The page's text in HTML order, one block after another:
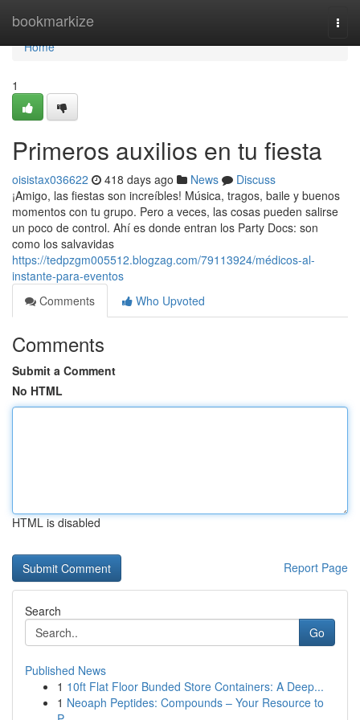
bookmarkize
Home
Home
1
Primeros auxilios en tu fiesta
oisistax036622 418 days ago News
Discuss
¡Amigo, las fiestas son increíbles! Música, tragos, baile y buenos
momentos con tu grupo. Pero a veces, las cosas pueden salirse
un poco de control. Ahí es donde entran los Party Docs: son
como los salvavidas
https://tedpzgm005512.blogzag.com/79113924/médicos-al-
instante-para-eventos
Comments
Who Upvoted
Comments
Submit a Comment
No HTML
HTML is disabled
Report Page
Search
Go
Published News
1 10ft Flat Floor Bunded Store Containers: A Deep...
1 Neoaph Peptides: Compounds – Your Resource to